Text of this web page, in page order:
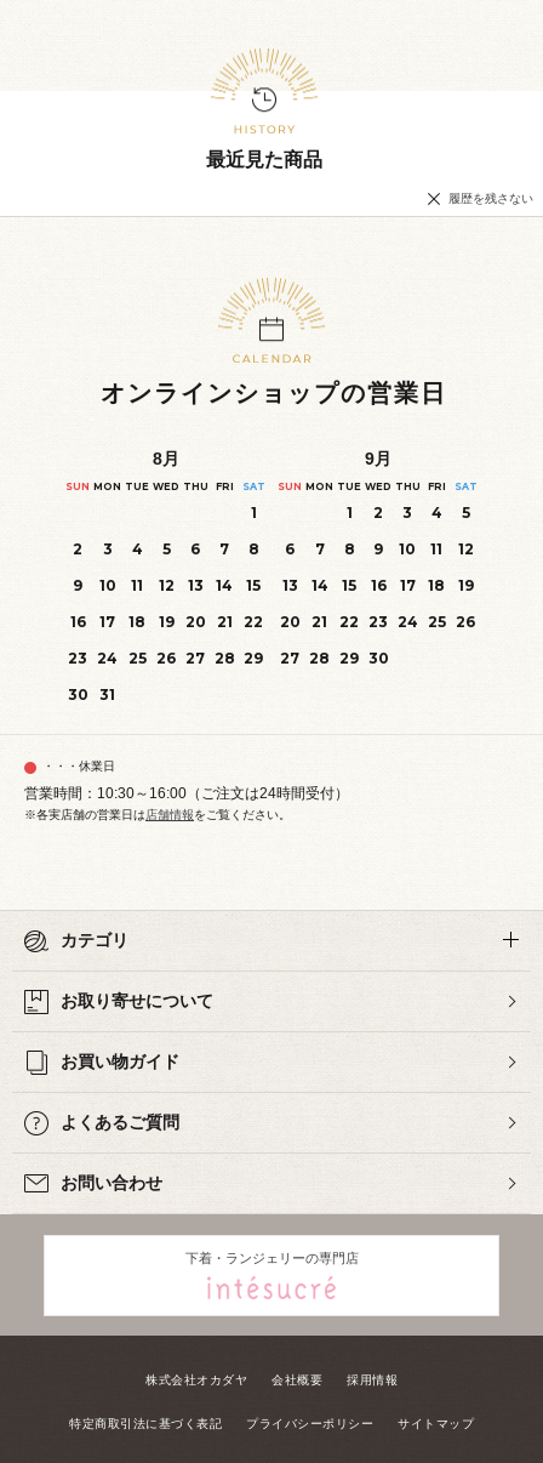
最近見た商品
履歴を残さない
オンラインショップの営業日
8月
SUN MON TUE WED THU FRI SAT
1
2
3 4 5 6 7
8
9
10 11 12 13 14
15
16
17 18 19 20 21
22
23 24 25 26 27 28 29
30
31
9月
SUN MON TUE WED THU FRI SAT
1 2 3 4
5
6
7 8 9 10 11
12
13
14 15 16 17 18
19
20
21 22 23 24 25 26
27 28 29 30
・・・休業日
営業時間：10:30～16:00（ご注文は24時間受付）
※各実店舗の営業日は店舗情報をご覧ください。
カテゴリ
お取り寄せについて
お買い物ガイド
よくあるご質問
お問い合わせ
下着・ランジェリーの専門店
株式会社オカダヤ 会社概要 採用情報
特定商取引法に基づく表記 プライバシーポリシー サイトマップ